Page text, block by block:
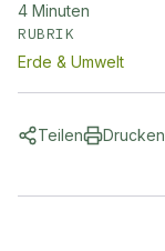
4 Minuten
RUBRIK
Erde & Umwelt
Teilen Drucken